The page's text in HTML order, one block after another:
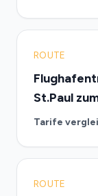
ROUTE
St.Paul
Tarife
ROUTE